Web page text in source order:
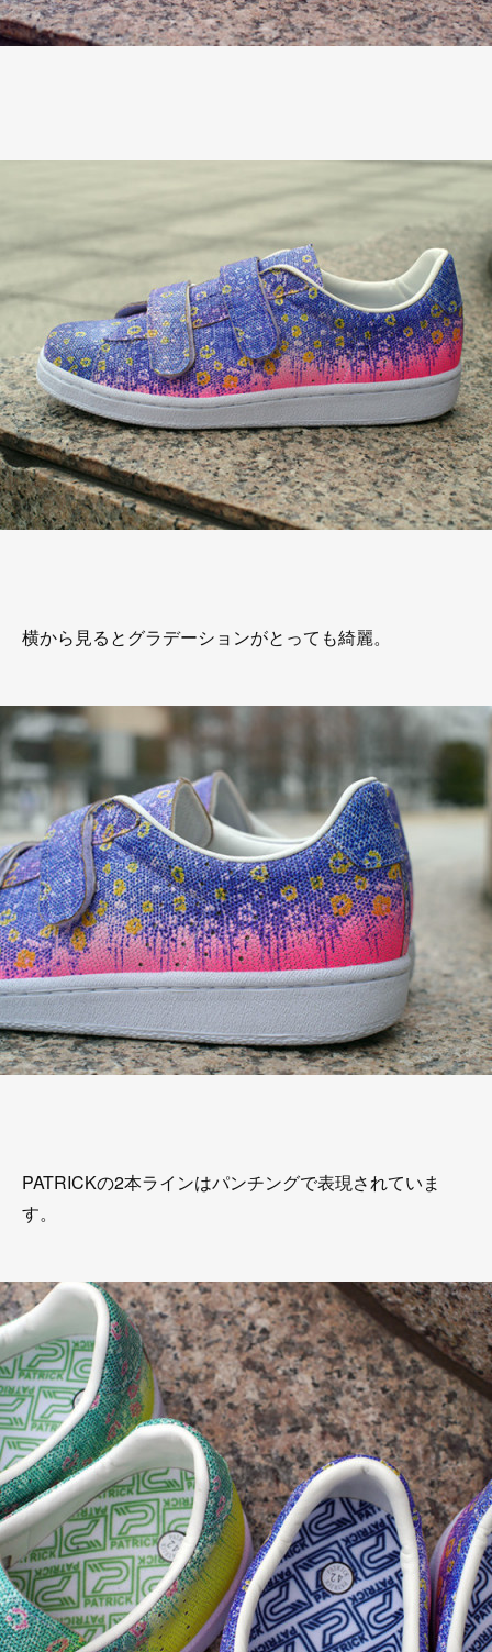
横から見るとグラデーションがとっても綺麗。
PATRICKの2本ラインはパンチングで表現されていま
す。